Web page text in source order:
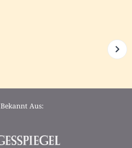
Bekannt Aus: